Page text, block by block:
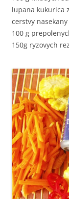
lupana kukurica
cerstvy
100 g
150g ryzovych